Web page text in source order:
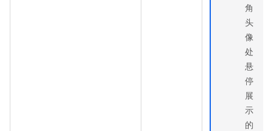
角
头
像
处
悬
停
展
示
的